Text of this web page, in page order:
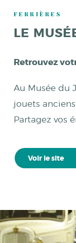
FERRIÈRES
LE
Retrouvez
Au Musée du
jouets
Partagez vos
Voir le site